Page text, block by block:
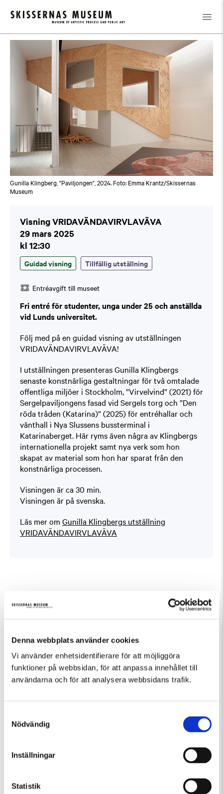
Denna webbplats använder cookies
Vi använder enhetsidentifierare för att möjliggöra
funktioner på webbsidan, för att anpassa innehållet till
användarna och för att analysera webbsidans trafik.
Nödvändig
Inställningar
Statistik
Kalender / Visning VRIDAVÄNDAVIRVLAVÄVA
Gunilla Klingberg, "Paviljongen", 2024. Foto: Emma Krantz/Skissernas
Museum
Visning VRIDAVÄNDAVIRVLAVÄVA
29 mars 2025
kl 12:30
Guidad visning Tillfällig utställning
Entréavgift till museet
Fri entré för studenter, unga under 25 och anställda
vid Lunds universitet.
Följ med på en guidad visning av utställningen
VRIDAVÄNDAVIRVLAVÄVA!
I utställningen presenteras Gunilla Klingbergs
senaste konstnärliga gestaltningar för två omtalade
offentliga miljöer i Stockholm, ”Virvelvind” (2021) för
Sergelpaviljongens fasad vid Sergels torg och ”Den
röda tråden (Katarina)” (2025) för entréhallar och
vänthall i Nya Slussens bussterminal i
Katarinaberget. Här ryms även några av Klingbergs
internationella projekt samt nya verk som hon
skapat av material som hon har sparat från den
konstnärliga processen.
Visningen är ca 30 min.
Visningen är på svenska.
Läs mer om Gunilla Klingbergs utställning
VRIDAVÄNDAVIRVLAVÄVA
Fler evenemang som passar Guidad visning,
Tillfällig utställning